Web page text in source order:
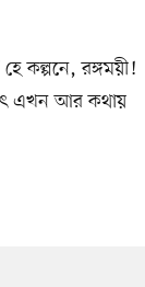
কল্পনে, রঙ্গময়ী!
এখন আর কথায়